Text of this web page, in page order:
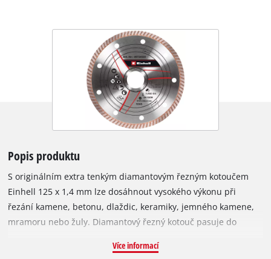
Popis produktu
S originálním extra tenkým diamantovým řezným kotoučem
Einhell 125 x 1,4 mm lze dosáhnout vysokého výkonu při
řezání kamene, betonu, dlaždic, keramiky, jemného kamene,
mramoru nebo žuly. Diamantový řezný kotouč pasuje do
speciálně vyvinut pro akumulátorové úhlové brusky. Vnější
Více informací